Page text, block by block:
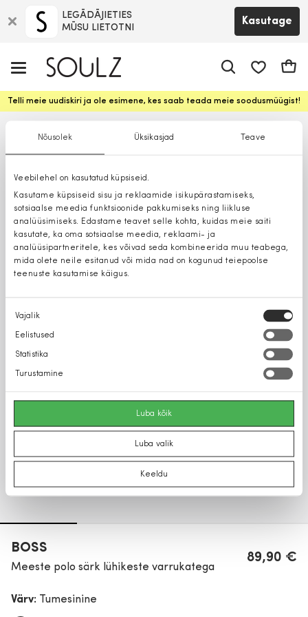
Nõusolek Üksikasjad Teave
Veebilehel on kasutatud küpsiseid.
Kasutame küpsiseid sisu ja reklaamide isikupärastamiseks,
sotsiaalse meedia funktsioonide pakkumiseks ning liikluse
analüüsimiseks. Edastame teavet selle kohta, kuidas meie saiti
kasutate, ka oma sotsiaalse meedia, reklaami- ja
analüüsipartneritele, kes võivad seda kombineerida muu teabega,
mida olete neile esitanud või mida nad on kogunud teiepoolse
teenuste kasutamise käigus.
Nõusoleku
valik
Vajalik
Eelistused
Statistika
Turustamine
Luba kõik
Luba valik
Keeldu
LEGĀDĀJIETIES
MŪSU LIETOTNI
Kasutage
Telli meie uudiskiri ja ole esimene, kes saab teada meie soodusmüügist!
BOSS
Meeste polo särk lühikeste varrukatega
89,90 €
Värv: Tumesinine